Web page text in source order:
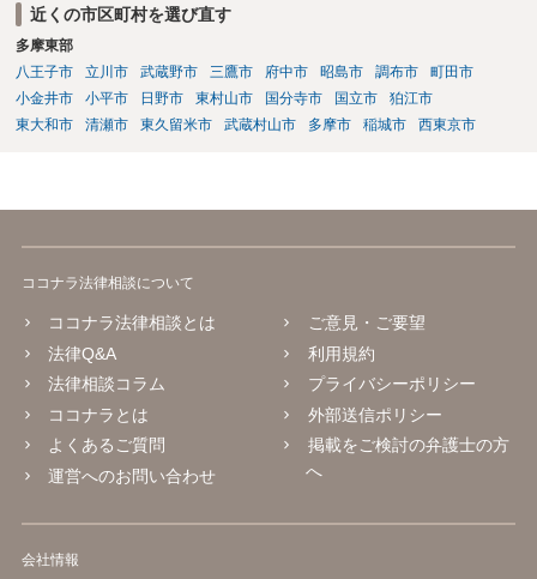
近くの市区町村を選び直す
多摩東部
八王子市
立川市 武蔵野市 三鷹市 府中市 昭島市 調布市
町田市
小金井市
小平市 日野市 東村山市 国分寺市 国立市
狛江市
東大和市
清瀬市 東久留米市 武蔵村山市 多摩市 稲城市 西東京市
ココナラ法律相談について
ココナラ法律相談とは
法律Q&A
法律相談コラム
ココナラとは
よくあるご質問
運営へのお問い合わせ
ご意見・ご要望
利用規約
プライバシーポリシー
外部送信ポリシー
掲載をご検討の弁護士の方
へ
会社情報